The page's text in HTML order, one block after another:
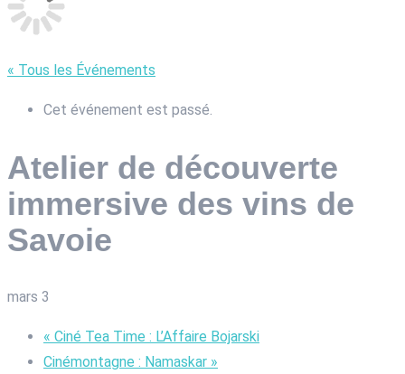
« Tous les Événements
Cet événement est passé.
Atelier de découverte
immersive des vins de
Savoie
mars 3
« Ciné Tea Time : L’Affaire Bojarski
Cinémontagne : Namaskar »